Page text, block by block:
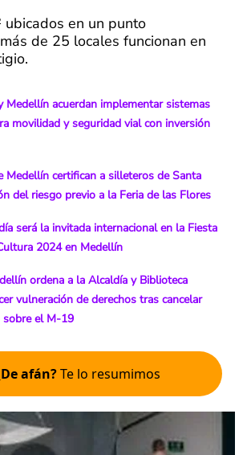
ubicados en un punto
de 25 locales funcionan en
Medellín acuerdan implementar sistemas
movilidad y seguridad vial con inversión
Medellín certifican a silleteros de Santa
del riesgo previo a la Feria de las Flores
será la invitada internacional en la Fiesta
2024 en Medellín
ordena a la Alcaldía y Biblioteca
vulneración de derechos tras cancelar
el M-19
afán?Te lo resumimos